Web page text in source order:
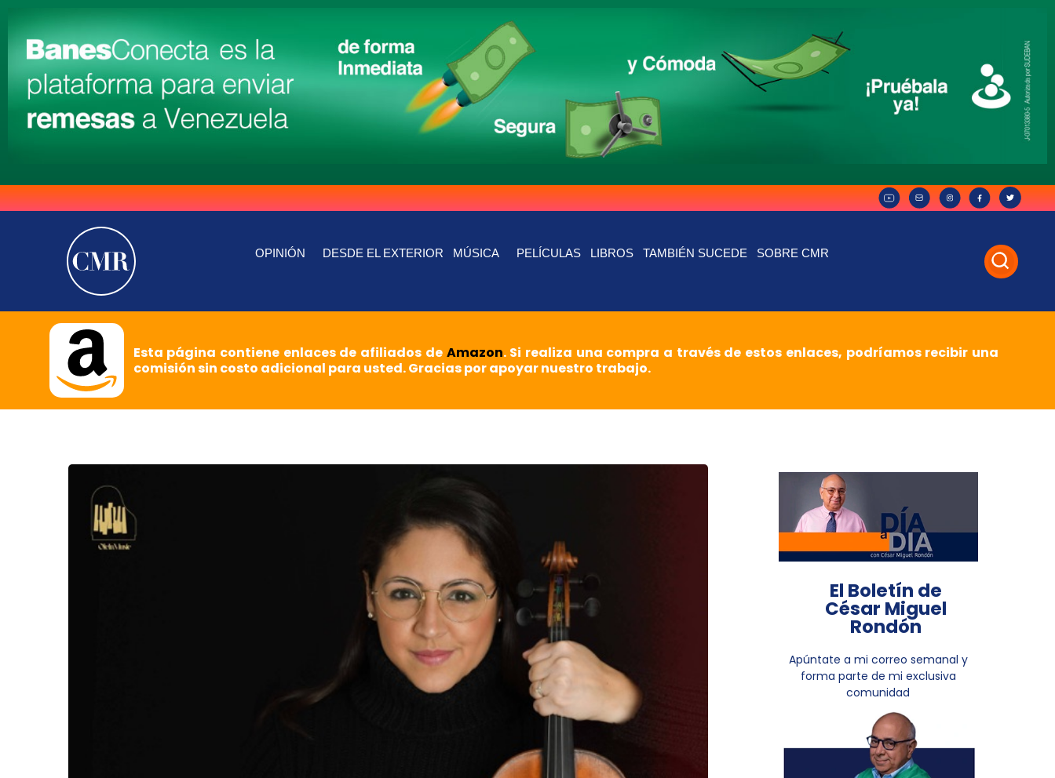
OPINIÓN DESDE EL EXTERIOR MÚSICA PELÍCULAS LIBROS TAMBIÉN SUCEDE SOBRE CMR
Esta página contiene enlaces de afiliados de Amazon. Si realiza una compra a través de estos enlaces, podríamos recibir una
comisión sin costo adicional para usted. Gracias por apoyar nuestro trabajo.
El Boletín de
César Miguel
Rondón
Apúntate a mi correo semanal y
forma parte de mi exclusiva
comunidad